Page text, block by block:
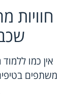
חוויות
אין כמו
משתפים